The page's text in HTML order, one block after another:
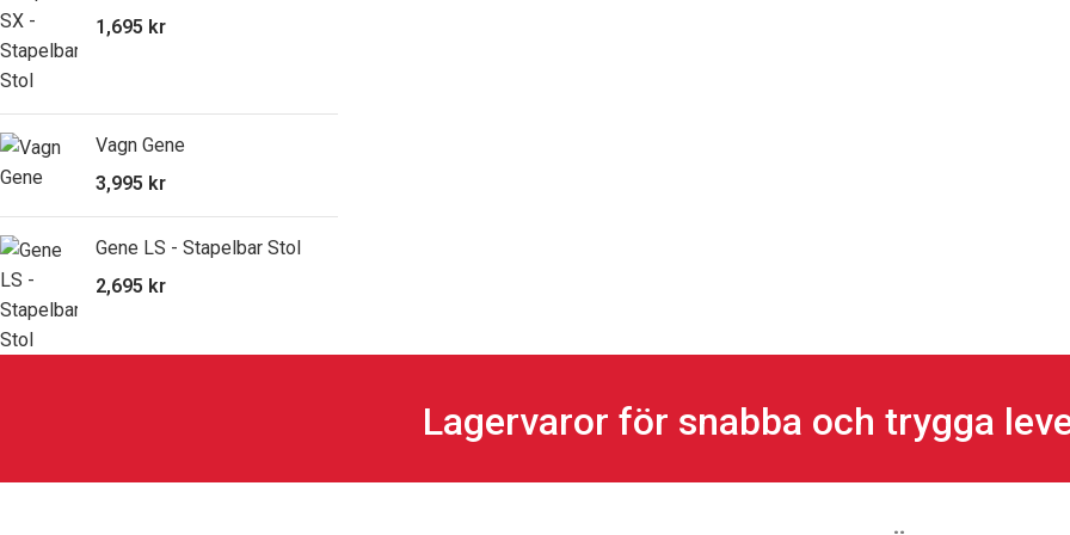
1,695 kr
Vagn Gene
3,995 kr
Gene LS - Stapelbar Stol
2,695 kr
Lagervaror för snabba och trygga